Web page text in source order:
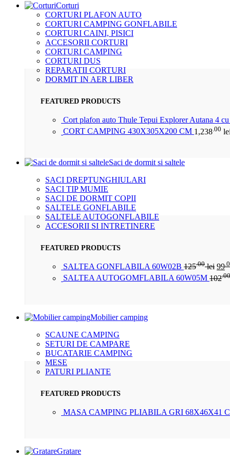
Corturi
CORTURI PLAFON AUTO
CORTURI CAMPING GONFLABILE
CORTURI CAINI, PISICI
ACCESORII CORTURI
CORTURI CAMPING
CORTURI DUS
REPARATII CORTURI
DORMIT IN AER LIBER
FEATURED PRODUCTS
Cort plafon auto Thule Tepui Explorer Autana 4
CORT CAMPING 430X305X200 CM 1,238 .00
Saci de dormit si saltele
SACI DREPTUNGHIULARI
SACI TIP MUMIE
SACI DE DORMIT COPII
SALTELE GONFLABILE
SALTELE AUTOGONFLABILE
ACCESORII SI INTRETINERE
FEATURED PRODUCTS
SALTEA GONFLABILA 60W02B 125.00 lei 99
SALTEA AUTOGOMFLABILA 60W05M 102.00
Mobilier camping
SCAUNE CAMPING
SETURI DE CAMPARE
BUCATARIE CAMPING
MESE
PATURI PLIANTE
FEATURED PRODUCTS
MASA CAMPING PLIABILA GRI 68X46X41
Gratare